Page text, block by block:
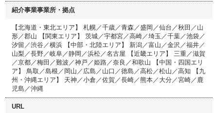
紹介事業事業所・拠点
【北海道・東北エリア】 札幌／千歳／青森／盛岡／仙台／秋田／山
形／郡山 【関東エリア】 茨城／宇都宮／高崎／埼玉／千葉／池袋／
汐留／渋谷／横浜 【中部・北陸エリア】 新潟／富山／金沢／福井／
山梨／長野／岐阜／静岡／浜松／名古屋 【近畿エリア】 三重／滋賀
／京都／梅田／難波／神戸／姫路／奈良／和歌山 【中国・四国エリ
ア】 鳥取／島根／岡山／広島／山口／徳島／高松／松山／高知 【九
州・沖縄エリア】 天神／小倉／佐賀／長崎／熊本／大分／宮崎／鹿
児島／沖縄
URL